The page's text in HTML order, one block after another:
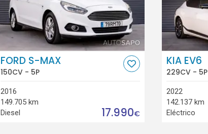
FORD S-MAX
150CV - 5P
2016
149.705 km
Diesel
17.990€
KIA EV6
229CV - 5P
2022
142.137 km
Eléctrico